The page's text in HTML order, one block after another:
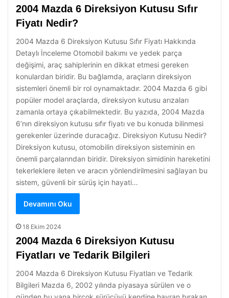
2004 Mazda 6 Direksiyon Kutusu Sıfır
Fiyatı Nedir?
2004 Mazda 6 Direksiyon Kutusu Sıfır Fiyatı Hakkında
Detaylı İnceleme Otomobil bakımı ve yedek parça
değişimi, araç sahiplerinin en dikkat etmesi gereken
konulardan biridir. Bu bağlamda, araçların direksiyon
sistemleri önemli bir rol oynamaktadır. 2004 Mazda 6 gibi
popüler model araçlarda, direksiyon kutusu arızaları
zamanla ortaya çıkabilmektedir. Bu yazıda, 2004 Mazda
6’nın direksiyon kutusu sıfır fiyatı ve bu konuda bilinmesi
gerekenler üzerinde duracağız. Direksiyon Kutusu Nedir?
Direksiyon kutusu, otomobilin direksiyon sisteminin en
önemli parçalarından biridir. Direksiyon simidinin hareketini
tekerleklere ileten ve aracın yönlendirilmesini sağlayan bu
sistem, güvenli bir sürüş için hayati…
Devamını Oku
18 Ekim 2024
2004 Mazda 6 Direksiyon Kutusu
Fiyatları ve Tedarik Bilgileri
2004 Mazda 6 Direksiyon Kutusu Fiyatları ve Tedarik
Bilgileri Mazda 6, 2002 yılında piyasaya sürülen ve o